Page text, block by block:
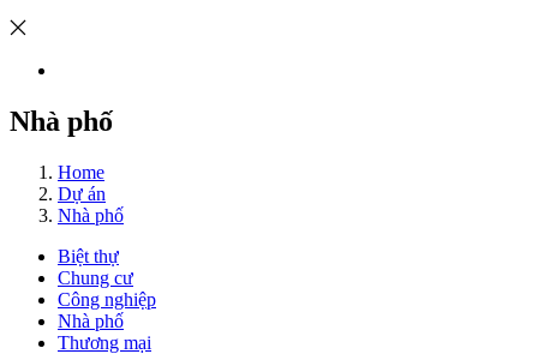
Nhà phố
Home
Dự án
Nhà phố
Biệt thự
Chung cư
Công nghiệp
Nhà phố
Thương mại